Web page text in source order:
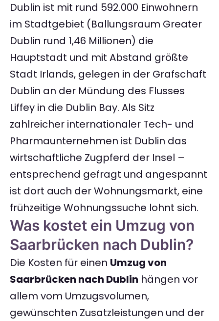
Dublin ist mit rund 592.000 Einwohnern
im Stadtgebiet (Ballungsraum Greater
Dublin rund 1,46 Millionen) die
Hauptstadt und mit Abstand größte
Stadt Irlands, gelegen in der Grafschaft
Dublin an der Mündung des Flusses
Liffey in die Dublin Bay. Als Sitz
zahlreicher internationaler Tech- und
Pharmaunternehmen ist Dublin das
wirtschaftliche Zugpferd der Insel –
entsprechend gefragt und angespannt
ist dort auch der Wohnungsmarkt, eine
frühzeitige Wohnungssuche lohnt sich.
Was kostet ein Umzug von
Saarbrücken nach Dublin?
Die Kosten für einen Umzug von
Saarbrücken nach Dublin hängen vor
allem vom Umzugsvolumen,
gewünschten Zusatzleistungen und der